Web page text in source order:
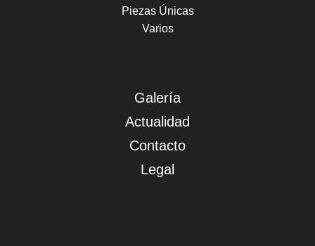
Piezas Únicas
Varios
Galería
Actualidad
Contacto
Legal